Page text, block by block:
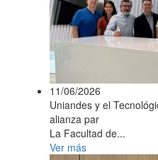
11/06/2026
Uniandes y el
alianza par
La Facultad de...
Ver más